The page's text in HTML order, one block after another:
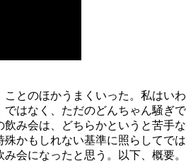
とのほかうまくいった。私はいわ
ではなく、ただのどんちゃん騒ぎで
み会は、どちらかというと苦手な
かもしれない基準に照らしてでは
会になったと思う。以下、概要。